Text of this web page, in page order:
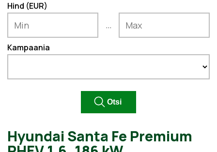
Hind (EUR)
...
Kampaania